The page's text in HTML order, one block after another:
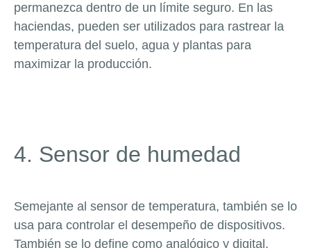
permanezca dentro de un límite seguro. En las
haciendas, pueden ser utilizados para rastrear la
temperatura del suelo, agua y plantas para
maximizar la producción.
4. Sensor de humedad
Semejante al sensor de temperatura, también se lo
usa para controlar el desempeño de dispositivos.
También se lo define como analógico y digital.